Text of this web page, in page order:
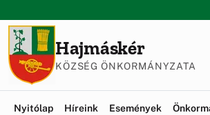
Hajmáskér
KÖZSÉG ÖNKORMÁNYZATA
Nyitólap Híreink Események